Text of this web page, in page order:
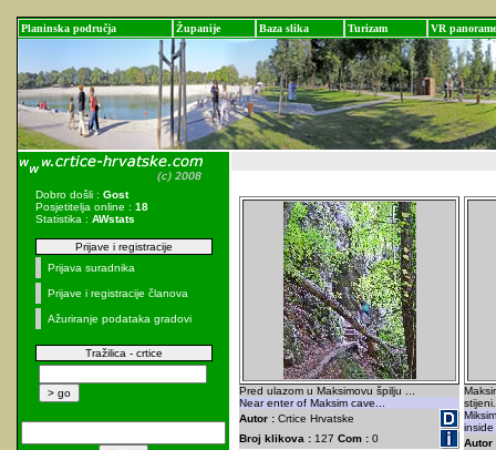
Planinska područja Županije Baza slika Turizam VR panorame
Dobro došli : Gost
Posjetitelja online : 18
Statistika : AWstats
Prijave i registracije
Prijava suradnika
Prijave i registracije članova
Ažuriranje podataka gradovi
Tražilica - crtice
Pred ulazom u Maksimovu špilju ...
Near enter of Maksim cave...
Autor : Crtice Hrvatske
Broj klikova : 127 Com : 0
Autor